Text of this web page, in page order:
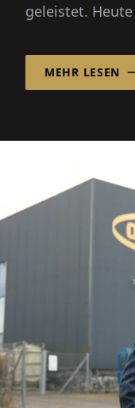
geleistet.
MEHR LESEN